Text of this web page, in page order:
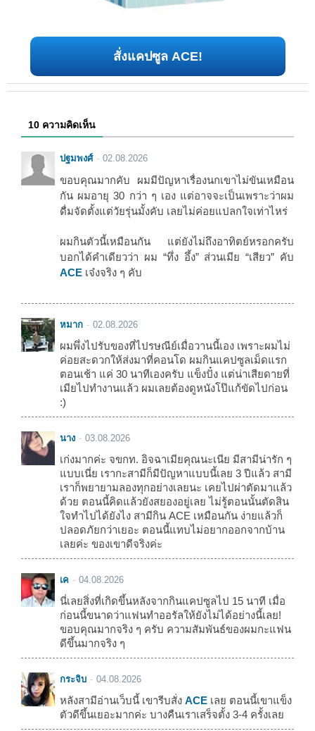
สั่งแคปซูล ACE!
10 ความคิดเห็น
ปฐมพงศ์ 02.08.2026
ขอบคุณมากคับ ผมมีปัญหาเรื่องนกเขาไม่ขันเหมือน
กัน ผมอายุ 30 กว่า ๆ เอง แต่อาจจะเป็นเพราะว่าผม
ดื่มจัดตั้งแต่วัยรุ่นมั้งคับ เลยไม่ค่อยแปลกใจเท่าไหร่
ผมกินตัวนี้เหมือนกัน แต่ยังไม่ถึงอาทิตย์หรอกครับ
บอกได้คำเดียวว่า ผม “ทึ่ง อึ้ง” ส่วนเมีย “เสียว” คับ
ACE เจ๋งจริง ๆ คับ
หมาก 02.08.2026
ผมพึ่งไปรับของที่ไปรษณีย์เมื่อวานนี้เอง เพราะผมไม่
ค่อยสะดวกให้ส่งมาที่คอนโด ผมกินแคปซูลเม็ดแรก
ตอนเช้า แค่ 30 นาทีเองครับ แข็งปั๋ง แต่น่าเสียดายที่
เมียไปทำงานแล้ว ผมเลยต้องดูหนังโป๊แก้ขัดไปก่อน
:)
นาง 03.08.2026
เก่งมากค่ะ จขกท. อิจฉาเมียคุณนะเนีย มีสามีน่ารัก ๆ
แบบเนี่ย เรากะสามีก็มีปัญหาแบบนี้เลย 3 ปีแล้ว สามี
เราก็พยายามลองทุกอย่างเลยนะ เคยไปผ่าตัดมาแล้ว
ด้วย ตอนนี้คิดแล้วยังสยองอยู่เลย ไม่รู้ตอนนั้นตัดสิน
ใจทำไปได้ยังไง สามีกิน ACE เหมือนกัน ง่ายแล้วก็
ปลอดภัยกว่าเยอะ ตอนนี้แทบไม่อยากออกจากบ้าน
เลยค่ะ ของเขาดีจริงค่ะ
เค 04.08.2026
นี่เลยสิ่งที่เกิดขึ้นหลังจากกินแคปซูลไป 15 นาที เมื่อ
ก่อนนี้ขนาดว่าแฟนทำออรัลให้ยังไม่ได้อย่างนี้เลย!
ขอบคุณมากจริง ๆ ครับ ความสัมพันธ์ของผมกะแฟน
ดีขึ้นมากจริง ๆ
กระจิบ 04.08.2026
หลังสามีอ่านเว็บนี้ เขารีบสั่ง ACE เลย ตอนนี้เขาแข็ง
ตัวดีขึ้นเยอะมากค่ะ บางคืนเราเสร็จตั้ง 3-4 ครั้งเลย